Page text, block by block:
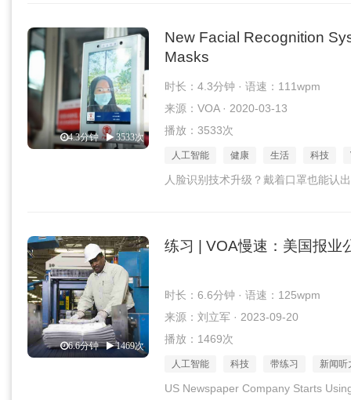
4.3分钟 3533次
New Facial Recognition
Masks
时长：4.3分钟 · 语速：111wpm
来源：VOA · 2020-03-13
播放：3533次
人工智能 健康 生活 科技
人脸识别技术升级？戴着口罩也能认
6.6分钟 1469次
练习 | VOA慢速：美国报业
时长：6.6分钟 · 语速：125wpm
来源：刘立军 · 2023-09-20
播放：1469次
人工智能 科技 带练习 新闻听
US Newspaper Company Starts